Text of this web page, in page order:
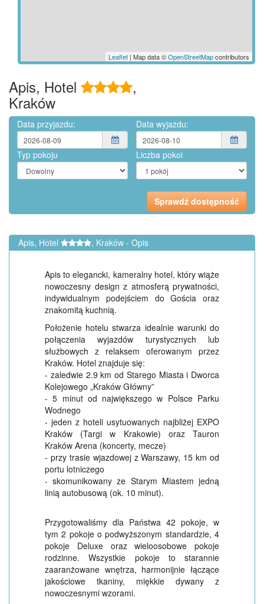
Leaflet | Map data ©OpenStreetMapcontributors
Apis, Hotel ,
Kraków
Data przyjazdu: Data wyjazdu:
Typ pokoju Liczba pokoi
Apis, Hotel , Kraków - Opis
Apis to elegancki, kameralny hotel, który wiąże
nowoczesny design z atmosferą prywatności,
indywidualnym podejściem do Gościa oraz
znakomitą kuchnią.
Położenie hotelu stwarza idealnie warunki do
połączenia wyjazdów turystycznych lub
służbowych z relaksem oferowanym przez
Kraków. Hotel znajduje się:
- zaledwie 2.9 km od Starego Miasta i Dworca
Kolejowego „Kraków Główny”
- 5 minut od największego w Polsce Parku
Wodnego
- jeden z hoteli usytuowanych najbliżej EXPO
Kraków (Targi w Krakowie) oraz Tauron
Kraków Arena (koncerty, mecze)
- przy trasie wjazdowej z Warszawy, 15 km od
portu lotniczego
- skomunikowany ze Starym Miastem jedną
linią autobusową (ok. 10 minut).
Przygotowaliśmy dla Państwa 42 pokoje, w
tym 2 pokoje o podwyższonym standardzie, 4
pokoje Deluxe oraz wieloosobowe pokoje
rodzinne. Wszystkie pokoje to starannie
zaaranżowane wnętrza, harmonijnie łączące
jakościowe tkaniny, miękkie dywany z
nowoczesnymi wzorami.